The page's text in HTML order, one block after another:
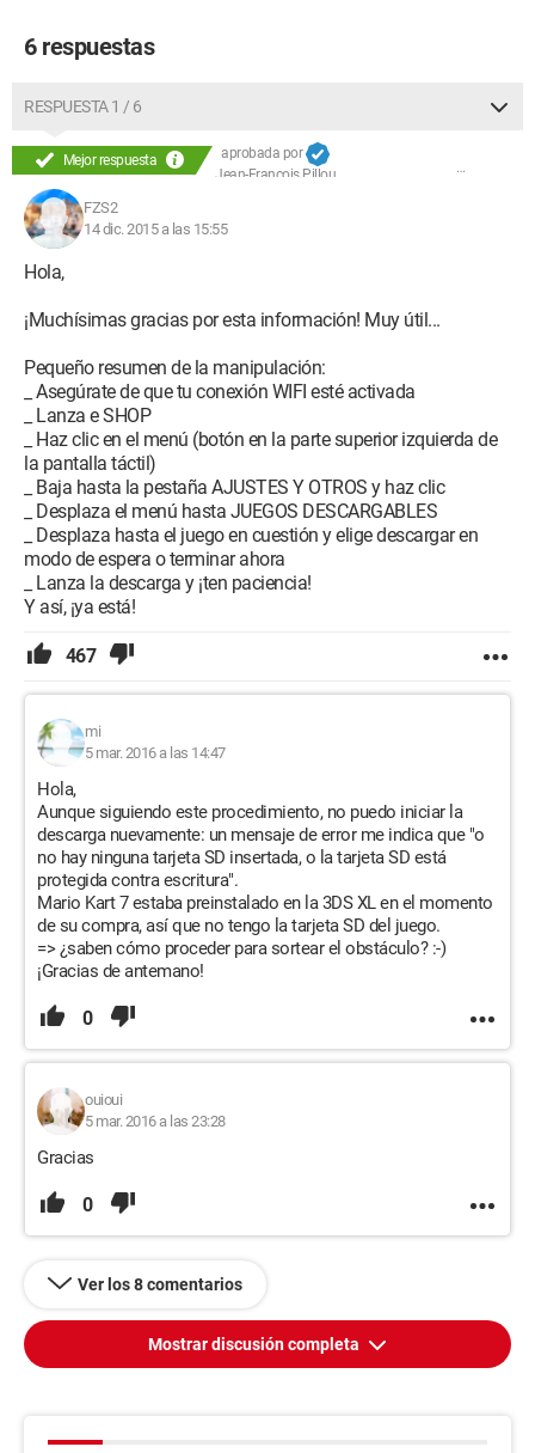
6 respuestas
RESPUESTA 1 / 6
Mejor respuesta
aprobada por
Jean-François Pillou
FZS2
14 dic. 2015 a las 15:55
Hola,
¡Muchísimas gracias por esta información! Muy útil...
Pequeño resumen de la manipulación:
_ Asegúrate de que tu conexión WIFI esté activada
_ Lanza e SHOP
_ Haz clic en el menú (botón en la parte superior izquierda de
la pantalla táctil)
_ Baja hasta la pestaña AJUSTES Y OTROS y haz clic
_ Desplaza el menú hasta JUEGOS DESCARGABLES
_ Desplaza hasta el juego en cuestión y elige descargar en
modo de espera o terminar ahora
_ Lanza la descarga y ¡ten paciencia!
Y así, ¡ya está!
467
mi
5 mar. 2016 a las 14:47
Hola,
Aunque siguiendo este procedimiento, no puedo iniciar la
descarga nuevamente: un mensaje de error me indica que "o
no hay ninguna tarjeta SD insertada, o la tarjeta SD está
protegida contra escritura".
Mario Kart 7 estaba preinstalado en la 3DS XL en el momento
de su compra, así que no tengo la tarjeta SD del juego.
=> ¿saben cómo proceder para sortear el obstáculo? :-)
¡Gracias de antemano!
0
ouioui
5 mar. 2016 a las 23:28
Gracias
0
Ver los 8 comentarios
Mostrar discusión completa